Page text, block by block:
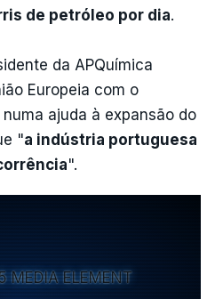
de petróleo por dia.
da APQuímica
Europeia com o
ajuda à expansão do
"a indústria portuguesa
".
MEDIA ELEMENT